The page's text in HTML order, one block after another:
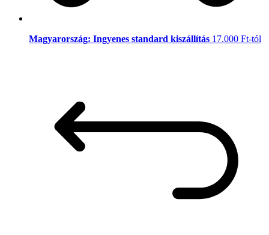
Magyarország: Ingyenes standard kiszállítás 17.000 Ft-tól